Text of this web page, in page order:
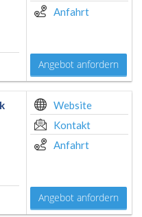
Anfahrt
Angebot anfordern
Website
Kontakt
Anfahrt
Angebot anfordern